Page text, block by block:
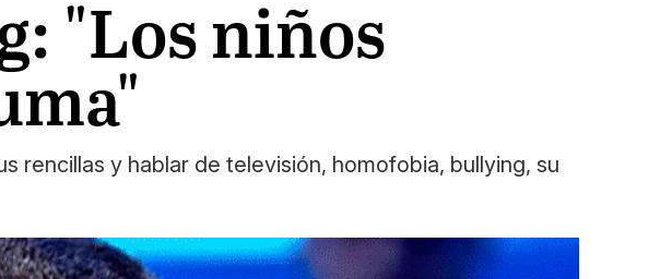
"Los niños
rencillas y hablar de televisión, homofobia, bullying, su